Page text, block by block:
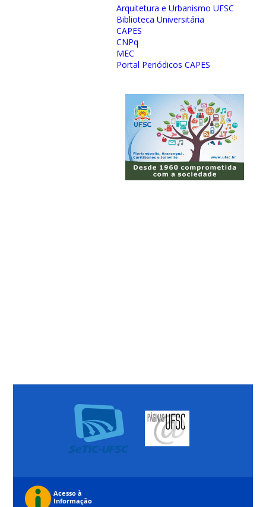
Arquitetura e Urbanismo UFSC
Biblioteca Universitária
CAPES
CNPq
MEC
Portal Periódicos CAPES